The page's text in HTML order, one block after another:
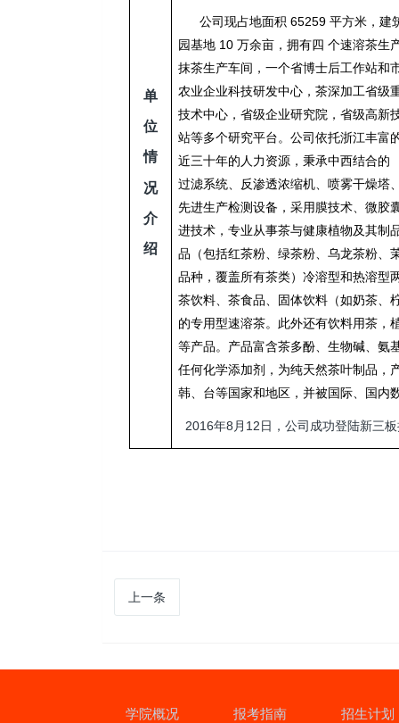
单
位
情
况
介
绍
公司现占地面积 65259 平方米，建
园基地 10 万余亩，拥有四 个速溶茶生
抹茶生产车间，一个省博士后工作站和
农业企业科技研发中心，茶深加工省级
技术中心，省级企业研究院，省级高新
站等多个研究平台。公司依托浙江丰富
近三十年的人力资源，秉承中西结合
过滤系统、反渗透浓缩机、喷雾干燥塔
先进生产检测设备，采用膜技术、微胶
进技术，专业从事茶与健康植物及其制
品（包括红茶粉、绿茶粉、乌龙茶粉、
品种，覆盖所有茶类）冷溶型和热溶型
茶饮料、茶食品、固体饮料（如奶茶、
的专用型速溶茶。此外还有饮料用茶，
等产品。产品富含茶多酚、生物碱、氨
任何化学添加剂，为纯天然茶叶制品，
韩、台等国家和地区，并被国际、国内
2016年8月12日，公司成功登陆新三
上一条
学院概况 报考指南 招生计划